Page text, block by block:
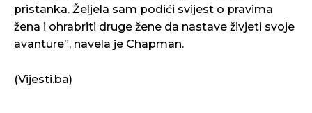
pristanka. Željela sam podići svijest o pravima
žena i ohrabriti druge žene da nastave živjeti svoje
avanture”, navela je Chapman.
(Vijesti.ba)